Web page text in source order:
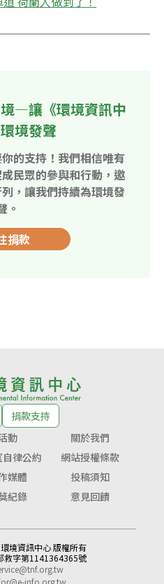
—讓《環境資訊中
境發聲
的支持！我們相信唯有
民眾的參與和行動，邀
，讓我們持續為環境發
。
捐款
捐款支持
動
關於我們
律公約
網站授權條款
媒體
投稿須知
紀錄 意見回饋
境資訊中心 版權所有
救字第1141364365號